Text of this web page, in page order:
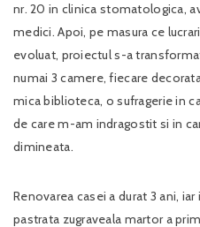
nr. 20 in clinica stomatologica,
medici. Apoi, pe masura ce
evoluat, proiectul s-a
numai 3 camere, fiecare
mica biblioteca, o sufragerie in
de care m-am indragostit si in
dimineata.
Renovarea casei a durat 3 ani,
pastrata zugraveala martor a